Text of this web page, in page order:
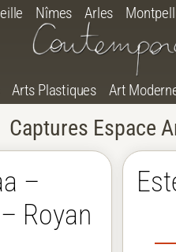
Nîmes Arles
Arts Plastiques Art
Captures Espace
–
Royan